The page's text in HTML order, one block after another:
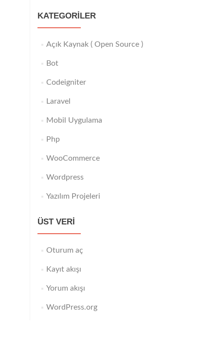
KATEGORILER
Açık Kaynak ( Open Source )
Bot
Codeigniter
Laravel
Mobil Uygulama
Php
WooCommerce
Wordpress
Yazılım Projeleri
ÜST VERI
Oturum aç
Kayıt akışı
Yorum akışı
WordPress.org